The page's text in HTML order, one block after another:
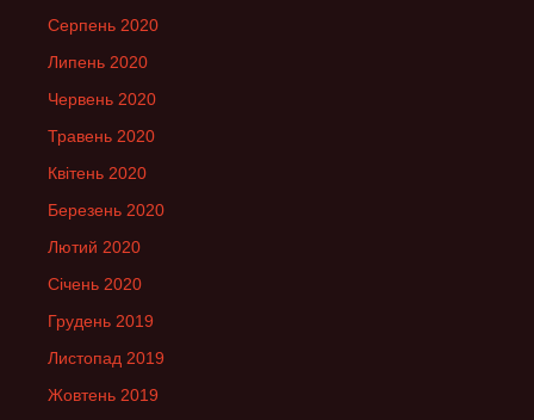
Серпень 2020
Липень 2020
Червень 2020
Травень 2020
Квітень 2020
Березень 2020
Лютий 2020
Січень 2020
Грудень 2019
Листопад 2019
Жовтень 2019